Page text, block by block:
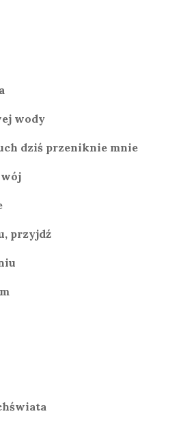
wody
dziś przeniknie mnie
przyjdź